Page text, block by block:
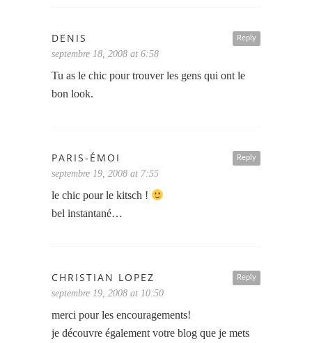
Reply
DENIS
septembre 18, 2008 at 6:58
Tu as le chic pour trouver les gens qui ont le
bon look.
Reply
PARIS-ÉMOI
septembre 19, 2008 at 7:55
le chic pour le kitsch !
bel instantané…
Reply
CHRISTIAN LOPEZ
septembre 19, 2008 at 10:50
merci pour les encouragements!
je découvre également votre blog que je mets